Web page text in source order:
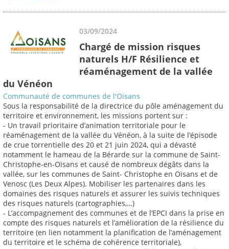
03/09/2024
Chargé de mission risques
naturels H/F Résilience et
réaménagement de la vallée
du Vénéon
Communauté de communes de l'Oisans
Sous la responsabilité de la directrice du pôle aménagement du
territoire et environnement, les missions portent sur :
- Un travail prioritaire d’animation territoriale pour le
réaménagement de la vallée du Vénéon, à la suite de l’épisode
de crue torrentielle des 20 et 21 juin 2024, qui a dévasté
notamment le hameau de la Bérarde sur la commune de Saint-
Christophe-en-Oisans et causé de nombreux dégâts dans la
vallée, sur les communes de Saint- Christophe en Oisans et de
Venosc (Les Deux Alpes). Mobiliser les partenaires dans les
domaines des risques naturels et assurer les suivis techniques
des risques naturels (cartographies,…)
- L’accompagnement des communes et de l’EPCI dans la prise en
compte des risques naturels et l’amélioration de la résilience du
territoire (en lien notamment la planification de l’aménagement
du territoire et le schéma de cohérence territoriale),